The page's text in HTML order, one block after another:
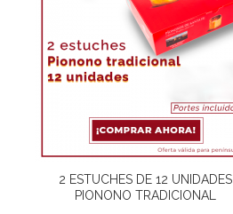
2 ESTUCHES DE 12 UNIDADES
PIONONO TRADICIONAL